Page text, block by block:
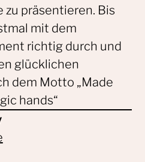
zu präsentieren. Bis
mit dem
richtig durch und
glücklichen
dem Motto „Made
hands“